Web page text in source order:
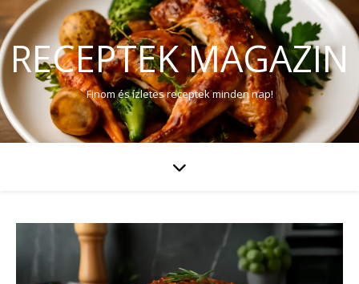
RECEPTEK MAGAZIN
Finom és ízletes receptek minden nap!